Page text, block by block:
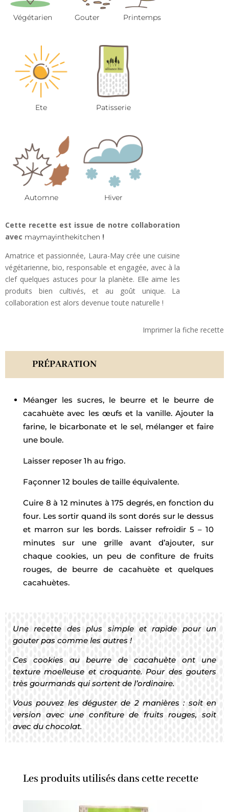
Végétarien Gouter Printemps
Ete Patisserie
Automne Hiver
Cette recette est issue de notre collaboration
avec maymayinthekitchen !
Amatrice et passionnée, Laura-May crée une cuisine
végétarienne, bio, responsable et engagée, avec à la
clef quelques astuces pour la planète. Elle aime les
produits bien cultivés, et au goût unique. La
collaboration est alors devenue toute naturelle !
Imprimer la fiche recette
PRÉPARATION
Méanger les sucres, le beurre et le beurre de
cacahuète avec les œufs et la vanille. Ajouter la
farine, le bicarbonate et le sel, mélanger et faire
une boule.
Laisser reposer 1h au frigo.
Façonner 12 boules de taille équivalente.
Cuire 8 à 12 minutes à 175 degrés, en fonction du
four. Les sortir quand ils sont dorés sur le dessus
et marron sur les bords. Laisser refroidir 5 – 10
minutes sur une grille avant d’ajouter, sur
chaque cookies, un peu de confiture de fruits
rouges, de beurre de cacahuète et quelques
cacahuètes.
Une recette des plus simple et rapide pour un
gouter pas comme les autres !
Ces cookies au beurre de cacahuète ont une
texture moelleuse et croquante. Pour des gouters
très gourmands qui sortent de l’ordinaire.
Vous pouvez les déguster de 2 manières : soit en
version avec une confiture de fruits rouges, soit
avec du chocolat.
Les produits utilisés dans cette recette